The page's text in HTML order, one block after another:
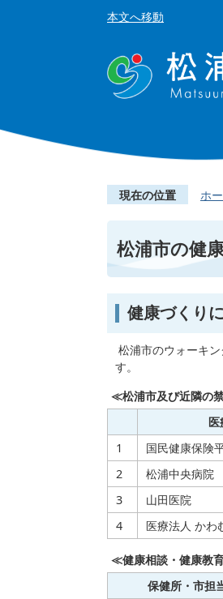
本文へ移動
現在の位置 ホ
松浦市の健
健康づくり
松浦市のウォーキ
す。
≪松浦市及び近隣の
医
1
国民健康保険
2
松浦中央病院
3
山田医院
4
医療法人 かわ
≪健康相談・健康教
保健所・市担